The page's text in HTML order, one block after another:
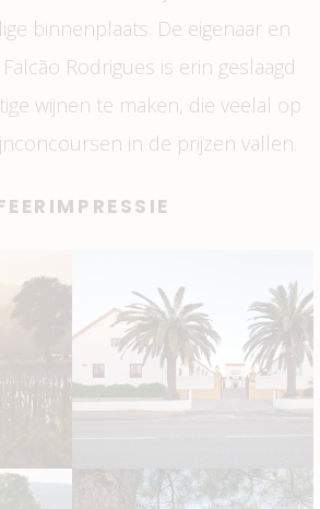
binnenplaats. De eigenaar en
Rodrigues is erin geslaagd
wijnen te maken, die veelal op
in de prijzen vallen.